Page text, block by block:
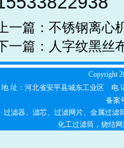
一篇： 不锈钢离心
一篇： 人字纹黑丝
Copyright
址：河北省安平县城东工业区 电 话
备案
滤器、滤芯、过滤网片、金属过
化工过滤筒，烧结